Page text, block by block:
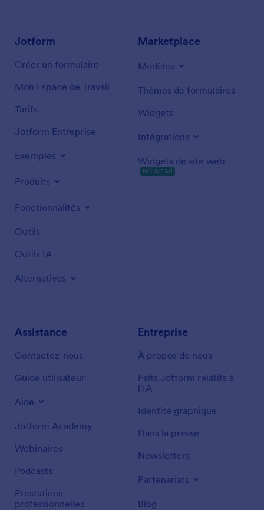
Jotform
Créer un formulaire
Mon Espace de Travail
Tarifs
Jotform Entreprise
Exemples
Produits
Fonctionnalités
Outils
Outils IA
Alternatives
Marketplace
Modèles
Thèmes de formulaires
Widgets
Intégrations
Widgets de site web
NOUVEAU
Assistance
Contactez-nous
Guide utilisateur
Aide
Jotform Academy
Webinaires
Podcasts
Prestations
professionnelles
Entreprise
À propos de nous
Faits Jotform relatifs à
l'IA
Identité graphique
Dans la presse
Newsletters
Partenariats
Blog